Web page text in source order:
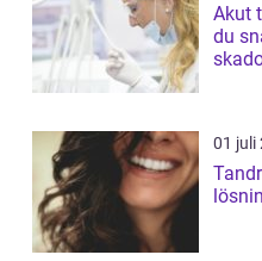
Akut
du
01 juli